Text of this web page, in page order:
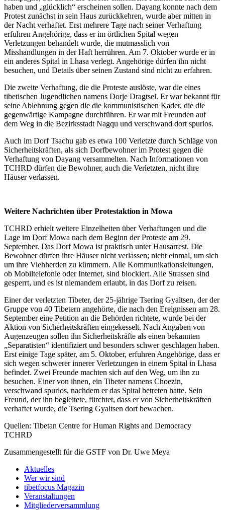
haben und „glücklich“ erscheinen sollen. Dayang konnte nach dem
Protest zunächst in sein Haus zurückkehren, wurde aber mitten in
der Nacht verhaftet. Erst mehrere Tage nach seiner Verhaftung
erfuhren Angehörige, dass er im örtlichen Spital wegen
Verletzungen behandelt wurde, die mutmasslich von
Misshandlungen in der Haft herrühren. Am 7. Oktober wurde er in
ein anderes Spital in Lhasa verlegt. Angehörige dürfen ihn nicht
besuchen, und Details über seinen Zustand sind nicht zu erfahren.
Die zweite Verhaftung, die die Proteste auslöste, war die eines
tibetischen Jugendlichen namens Dorje Dragtsel. Er war bekannt für
seine Ablehnung gegen die die kommunistischen Kader, die die
gegenwärtige Kampagne durchführen. Er war mit Freunden auf
dem Weg in die Bezirksstadt Nagqu und verschwand dort spurlos.
Auch im Dorf Tsachu gab es etwa 100 Verletzte durch Schläge von
Sicherheitskräften, als sich Dorfbewohner im Protest gegen die
Verhaftung von Dayang versammelten. Nach Informationen von
TCHRD dürfen die Bewohner, auch die Verletzten, nicht ihre
Häuser verlassen.
Weitere Nachrichten über Protestaktion in Mowa
TCHRD erhielt weitere Einzelheiten über Verhaftungen und die
Lage im Dorf Mowa nach dem Beginn der Proteste am 29.
September. Das Dorf Mowa ist praktisch unter Hausarrest. Die
Bewohner dürfen ihre Häuser nicht verlassen; nicht einmal, um sich
um ihre Viehherden zu kümmern. Alle Kommunikationsleitungen,
ob Mobiltelefonie oder Internet, sind blockiert. Alle Strassen sind
gesperrt, und es ist niemandem erlaubt, in das Dorf zu reisen.
Einer der verletzten Tibeter, der 25-jährige Tsering Gyaltsen, der der
Gruppe von 40 Tibetern angehörte, die nach den Ereignissen am 28.
September eine Petition an die Behörden richtete, wurde bei der
Aktion von Sicherheitskräften eingekesselt. Nach Angaben von
Augenzeugen sollen ihn Sicherheitskräfte als einen bekannten
„Separatisten“ identifiziert und besonders schwer geschlagen haben.
Erst einige Tage später, am 5. Oktober, erfuhren Angehörige, dass er
sich wegen schwerer innerer Verletzungen in einem Spital in Lhasa
befindet. Zwei Freunde machten sich auf den Weg, um ihn zu
besuchen. Einer von ihnen, ein Tibeter namens Choezin,
verschwand spurlos, nachdem er das Spital betreten hatte. Sein
Freund, der ihn begleitete, fürchtet, dass er von Sicherheitskräften
verhaftet wurde, die Tsering Gyaltsen dort bewachen.
Quellen: Tibetan Centre for Human Rights and Democracy
TCHRD
Zusammengestellt für die GSTF von Dr. Uwe Meya
Aktuelles
Wer wir sind
tibetfocus Magazin
Veranstaltungen
Mitgliederversammlung